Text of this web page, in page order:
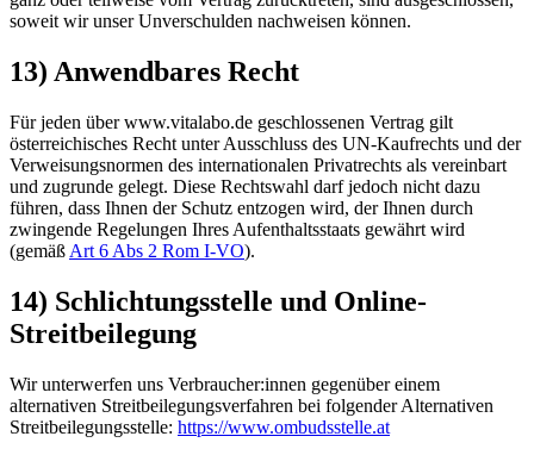
soweit wir unser Unverschulden nachweisen können.
13) Anwendbares Recht
Für jeden über www.vitalabo.de geschlossenen Vertrag gilt
österreichisches Recht unter Ausschluss des UN-Kaufrechts und der
Verweisungsnormen des internationalen Privatrechts als vereinbart
und zugrunde gelegt. Diese Rechtswahl darf jedoch nicht dazu
führen, dass Ihnen der Schutz entzogen wird, der Ihnen durch
zwingende Regelungen Ihres Aufenthaltsstaats gewährt wird
(gemäß Art 6 Abs 2 Rom I-VO).
14) Schlichtungsstelle und Online-
Streitbeilegung
Wir unterwerfen uns Verbraucher:innen gegenüber einem
alternativen Streitbeilegungsverfahren bei folgender Alternativen
Streitbeilegungsstelle: https://www.ombudsstelle.at